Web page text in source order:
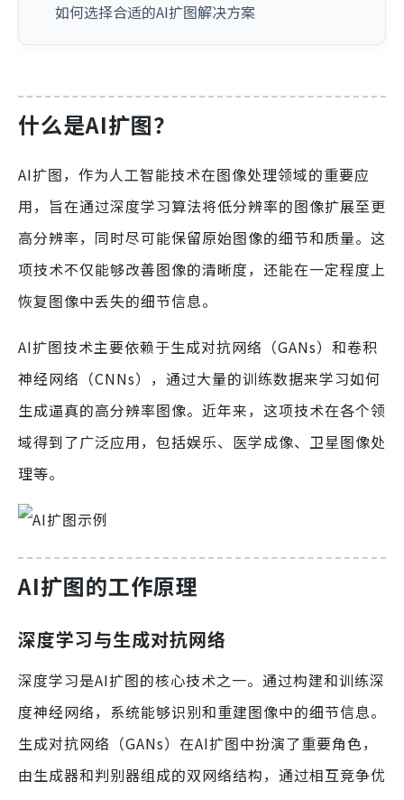
如何选择合适的AI扩图解决方案
什么是AI扩图？
AI扩图，作为人工智能技术在图像处理领域的重要应
用，旨在通过深度学习算法将低分辨率的图像扩展至更
高分辨率，同时尽可能保留原始图像的细节和质量。这
项技术不仅能够改善图像的清晰度，还能在一定程度上
恢复图像中丢失的细节信息。
AI扩图技术主要依赖于生成对抗网络（GANs）和卷积
神经网络（CNNs），通过大量的训练数据来学习如何
生成逼真的高分辨率图像。近年来，这项技术在各个领
域得到了广泛应用，包括娱乐、医学成像、卫星图像处
理等。
AI扩图的工作原理
深度学习与生成对抗网络
深度学习是AI扩图的核心技术之一。通过构建和训练深
度神经网络，系统能够识别和重建图像中的细节信息。
生成对抗网络（GANs）在AI扩图中扮演了重要角色，
由生成器和判别器组成的双网络结构，通过相互竞争优